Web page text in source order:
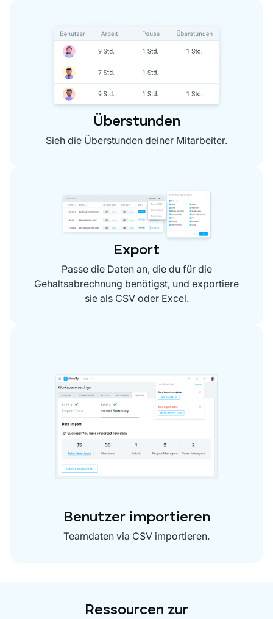
Überstunden
Sieh die Überstunden deiner Mitarbeiter.
Export
Passe die Daten an, die du für die
Gehaltsabrechnung benötigst, und exportiere
sie als CSV oder Excel.
Benutzer importieren
Teamdaten via CSV importieren.
Ressourcen zur